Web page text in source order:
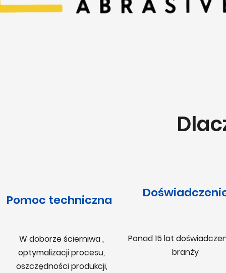
Pomoc techniczna
W doborze ścierniwa ,
optymalizacji procesu,
oszczędności produkcji,
Ponad 15 lat
branży